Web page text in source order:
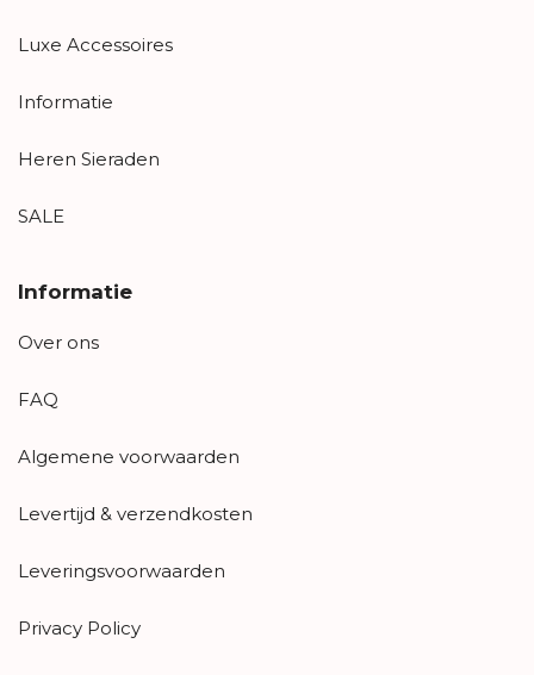
Luxe Accessoires
Informatie
Heren Sieraden
SALE
Informatie
Over ons
FAQ
Algemene voorwaarden
Levertijd & verzendkosten
Leveringsvoorwaarden
Privacy Policy